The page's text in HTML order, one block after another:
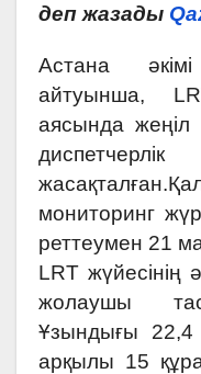
деп жазады
Астана
айтуынша,
аясында жеңіл
мониторинг
реттеумен 21
LRT
жолаушы
Ұзындығы
арқылы 15